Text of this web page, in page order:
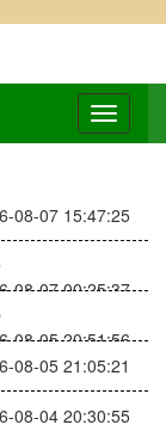
08-07 15:47:25
08-07 00:25:37
08-05 20:51:56
08-05 21:05:21
08-04 20:30:55